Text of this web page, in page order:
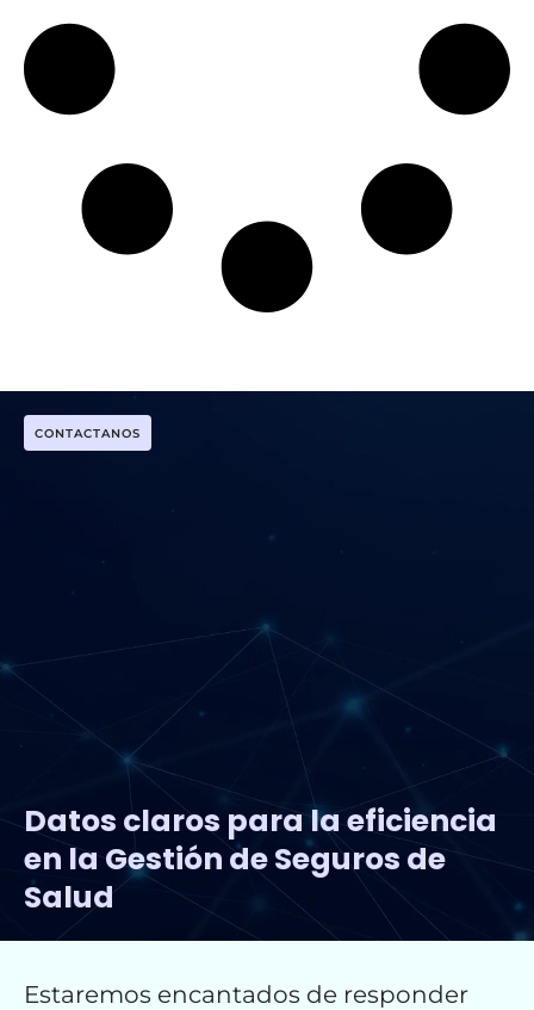
CONTACTANOS
Datos claros para la eficiencia
en la Gestión de Seguros de
Salud
Estaremos encantados de responder